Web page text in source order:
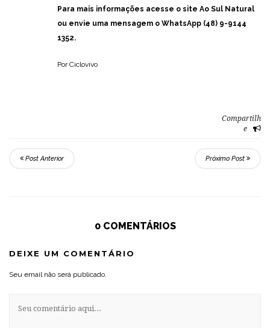
Para mais informações acesse o site Ao Sul Natural
ou envie uma mensagem o WhatsApp (48) 9-9144
1352.
Por Ciclovivo
Compartilh
e
Post Anterior Próximo Post
0 COMENTÁRIOS
DEIXE UM COMENTÁRIO
Seu email não será publicado.